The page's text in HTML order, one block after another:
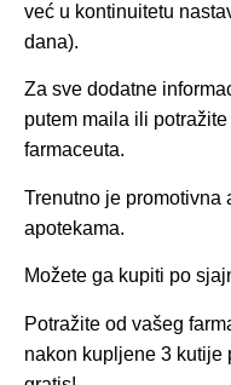
već u kontinuitetu
dana).
Za sve dodatne
putem maila ili
farmaceuta.
Trenutno je promotivna
apotekama.
Možete ga kupiti po
Potražite od vašeg
nakon kupljene 3 kutije